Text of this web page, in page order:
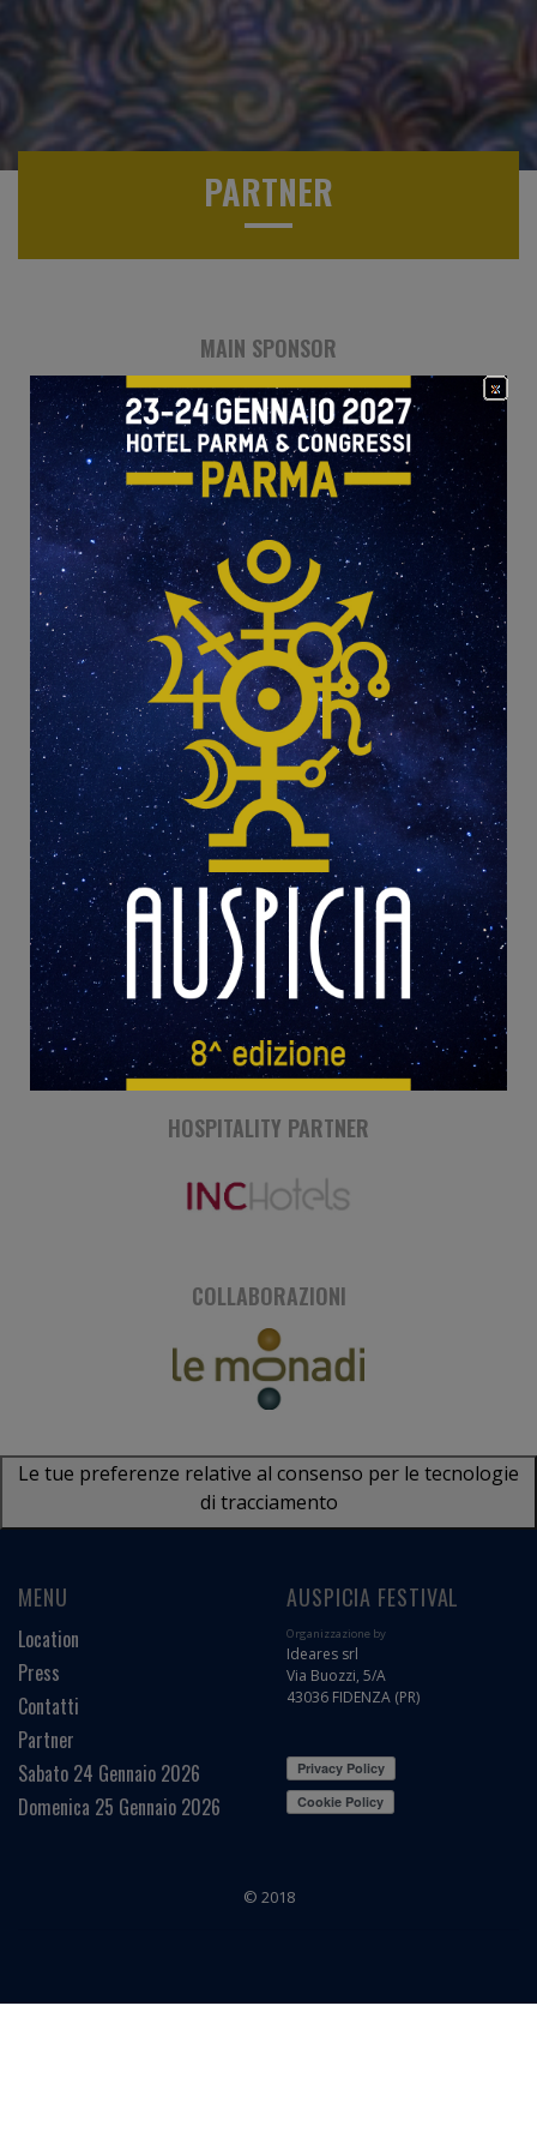
PARTNER
MAIN SPONSOR
SPONSOR
MEDIA PARTNER
HOSPITALITY PARTNER
COLLABORAZIONI
MENU
Location
Press
Contatti
Partner
Sabato 24 Gennaio 2026
Domenica 25 Gennaio 2026
AUSPICIA FESTIVAL
Organizzazione by
Ideares srl
Via Buozzi, 5/A
43036 FIDENZA (PR)
© 2018
Le tue preferenze relative al consenso per le tecnologie
di tracciamento